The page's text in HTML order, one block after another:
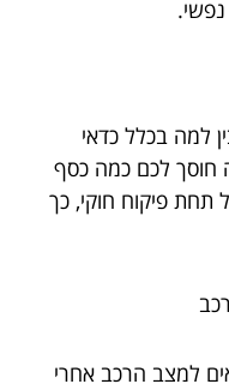
למה בכלל כדאי
חוסך לכם כמה כסף
תחת פיקוח חוקי, כך
למצב הרכב אחרי